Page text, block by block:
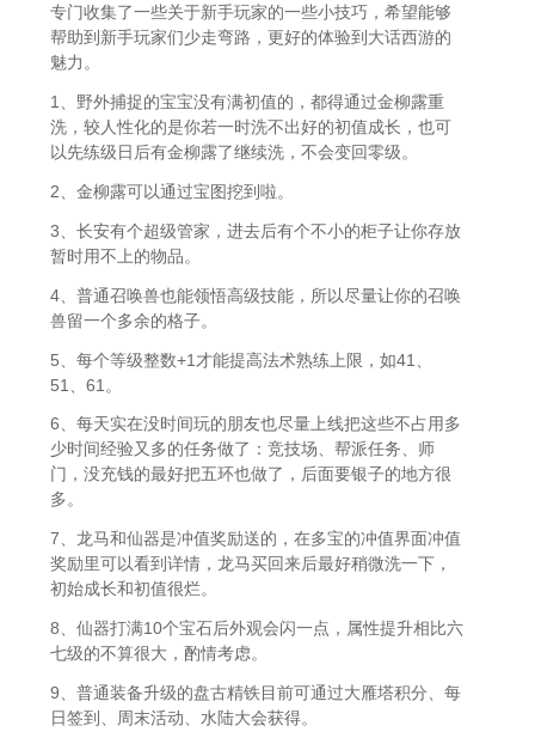
专门收集了一些关于新手玩家的一些小技巧，希望能够
帮助到新手玩家们少走弯路，更好的体验到大话西游的
魅力。
1、野外捕捉的宝宝没有满初值的，都得通过金柳露重
洗，较人性化的是你若一时洗不出好的初值成长，也可
以先练级日后有金柳露了继续洗，不会变回零级。
2、金柳露可以通过宝图挖到啦。
3、长安有个超级管家，进去后有个不小的柜子让你存放
暂时用不上的物品。
4、普通召唤兽也能领悟高级技能，所以尽量让你的召唤
兽留一个多余的格子。
5、每个等级整数+1才能提高法术熟练上限，如41、
51、61。
6、每天实在没时间玩的朋友也尽量上线把这些不占用多
少时间经验又多的任务做了：竞技场、帮派任务、师
门，没充钱的最好把五环也做了，后面要银子的地方很
多。
7、龙马和仙器是冲值奖励送的，在多宝的冲值界面冲值
奖励里可以看到详情，龙马买回来后最好稍微洗一下，
初始成长和初值很烂。
8、仙器打满10个宝石后外观会闪一点，属性提升相比六
七级的不算很大，酌情考虑。
9、普通装备升级的盘古精铁目前可通过大雁塔积分、每
日签到、周末活动、水陆大会获得。